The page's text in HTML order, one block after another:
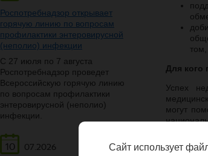
Роспотребнадзор открывает
горячую линию по вопросам
профилактики энтеровирусной
(неполио) инфекции
С 27 июля по 7 августа
Роспотребнадзор проведет
Всероссийскую горячую линию
по вопросам профилактики
энтеровирусной (неполио)
инфекции.
10
07.2026
Для кого
Успех
могут
Сайт использует